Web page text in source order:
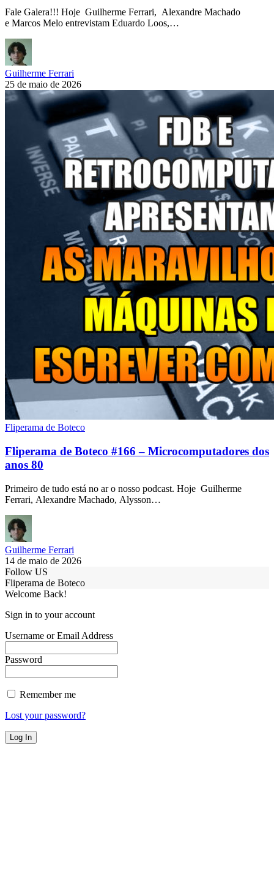
Fale Galera!!! Hoje Guilherme Ferrari, Alexandre Machado
e Marcos Melo entrevistam Eduardo Loos,…
Guilherme Ferrari
25 de maio de 2026
Fliperama de Boteco
Fliperama de Boteco #166 – Microcomputadores dos
anos 80
Primeiro de tudo está no ar o nosso podcast. Hoje Guilherme
Ferrari, Alexandre Machado, Alysson…
Guilherme Ferrari
14 de maio de 2026
Follow US
Fliperama de Boteco
Welcome Back!
Sign in to your account
Username or Email Address
Password
Remember me
Lost your password?